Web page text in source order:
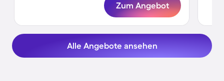
Zum Angebot
Alle Angebote ansehen